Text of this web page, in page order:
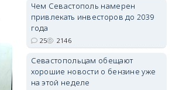
Чем Севастополь намерен
привлекать инвесторов до 2039
года
25 2146
Севастопольцам обещают
хорошие новости о бензине уже
на этой неделе